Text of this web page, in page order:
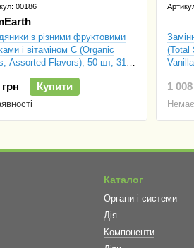
00186
з різними фруктовими
і вітаміном С (Organic
Assorted Flavors), 50 шт, 310
Купити
(Total
1
Каталог
Органи і системи
Дія
Компоненти